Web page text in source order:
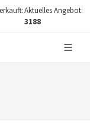
Aktuelles Angebot:
3188